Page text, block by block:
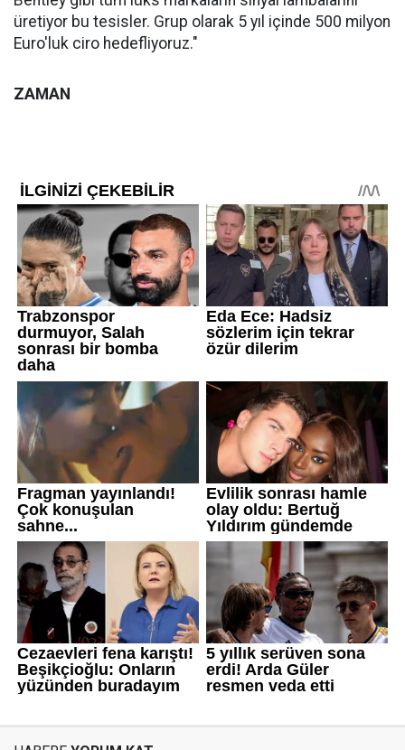
üretiyor bu tesisler. Grup olarak 5 yıl içinde 500 milyon
Euro'luk ciro hedefliyoruz."
ZAMAN